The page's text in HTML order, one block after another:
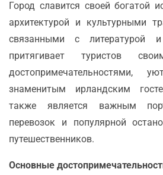
Город славится своей богатой
архитектурой и культурными
связанными с литературой
притягивает туристов
достопримечательностями,
знаменитым ирландским
также является важным
перевозок и популярной
путешественников.
Основные